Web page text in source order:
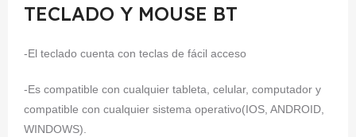
TECLADO Y MOUSE BT
-El teclado cuenta con teclas de fácil acceso
-Es compatible con cualquier tableta, celular, computador y
compatible con cualquier sistema operativo(IOS, ANDROID,
WINDOWS).